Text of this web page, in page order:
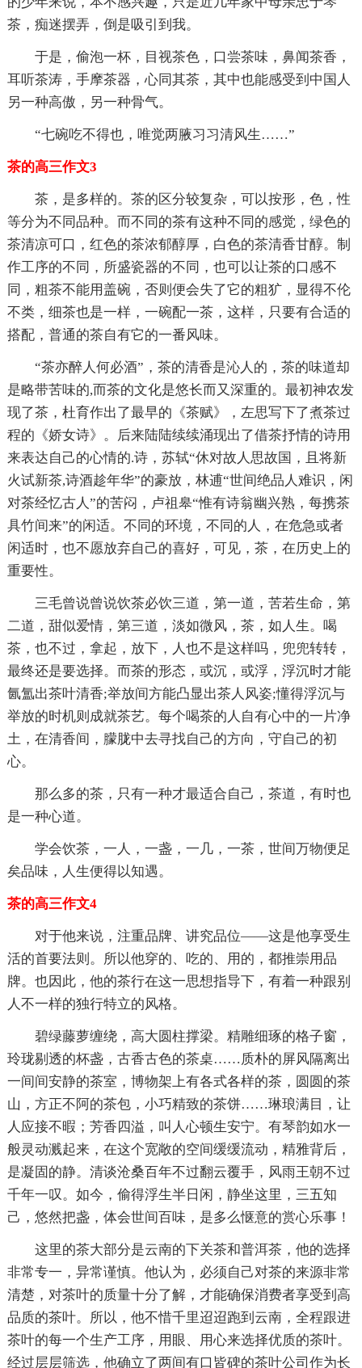
茶，痴迷摆弄，倒是吸引到我。
于是，偷泡一杯，目视茶色，口尝茶味，鼻闻茶香，
耳听茶涛，手摩茶器，心同其茶，其中也能感受到中国人
另一种高傲，另一种骨气。
“七碗吃不得也，唯觉两腋习习清风生……”
茶的高三作文3
茶，是多样的。茶的区分较复杂，可以按形，色，性
等分为不同品种。而不同的茶有这种不同的感觉，绿色的
茶清凉可口，红色的茶浓郁醇厚，白色的茶清香甘醇。制
作工序的不同，所盛瓷器的不同，也可以让茶的口感不
同，粗茶不能用盖碗，否则便会失了它的粗犷，显得不伦
不类，细茶也是一样，一碗配一茶，这样，只要有合适的
搭配，普通的茶自有它的一番风味。
“茶亦醉人何必酒”，茶的清香是沁人的，茶的味道却
是略带苦味的,而茶的文化是悠长而又深重的。最初神农发
现了茶，杜育作出了最早的《茶赋》，左思写下了煮茶过
程的《娇女诗》。后来陆陆续续涌现出了借茶抒情的诗用
来表达自己的心情的.诗，苏轼“休对故人思故国，且将新
火试新茶,诗酒趁年华”的豪放，林逋“世间绝品人难识，闲
对茶经忆古人”的苦闷，卢祖皋“惟有诗翁幽兴熟，每携茶
具竹间来”的闲适。不同的环境，不同的人，在危急或者
闲适时，也不愿放弃自己的喜好，可见，茶，在历史上的
重要性。
三毛曾说曾说饮茶必饮三道，第一道，苦若生命，第
二道，甜似爱情，第三道，淡如微风，茶，如人生。喝
茶，也不过，拿起，放下，人也不是这样吗，兜兜转转，
最终还是要选择。而茶的形态，或沉，或浮，浮沉时才能
氤氲出茶叶清香;举放间方能凸显出茶人风姿;懂得浮沉与
举放的时机则成就茶艺。每个喝茶的人自有心中的一片净
土，在清香间，朦胧中去寻找自己的方向，守自己的初
心。
那么多的茶，只有一种才最适合自己，茶道，有时也
是一种心道。
学会饮茶，一人，一盏，一几，一茶，世间万物便足
矣品味，人生便得以知遇。
茶的高三作文4
对于他来说，注重品牌、讲究品位——这是他享受生
活的首要法则。所以他穿的、吃的、用的，都推崇用品
牌。也因此，他的茶行在这一思想指导下，有着一种跟别
人不一样的独行特立的风格。
碧绿藤萝缠绕，高大圆柱撑梁。精雕细琢的格子窗，
玲珑剔透的杯盏，古香古色的茶桌……质朴的屏风隔离出
一间间安静的茶室，博物架上有各式各样的茶，圆圆的茶
山，方正不阿的茶包，小巧精致的茶饼……琳琅满目，让
人应接不暇；芳香四溢，叫人心顿生安宁。有琴韵如水一
般灵动溅起来，在这个宽敞的空间缓缓流动，精雅背后，
是凝固的静。清谈沧桑百年不过翻云覆手，风雨王朝不过
千年一叹。如今，偷得浮生半日闲，静坐这里，三五知
己，悠然把盏，体会世间百味，是多么惬意的赏心乐事！
这里的茶大部分是云南的下关茶和普洱茶，他的选择
非常专一，异常谨慎。他认为，必须自己对茶的来源非常
清楚，对茶叶的质量十分了解，才能确保消费者享受到高
品质的茶叶。所以，他不惜千里迢迢跑到云南，全程跟进
茶叶的每一个生产工序，用眼、用心来选择优质的茶叶。
经过层层筛选，他确立了两间有口皆碑的茶叶公司作为长